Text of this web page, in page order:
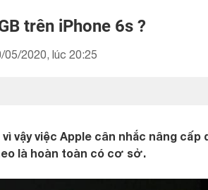
trên iPhone 6s ?
05/2020, lúc 20:25
vậy việc Apple cân nhắc nâng cấp
là hoàn toàn có cơ sở.